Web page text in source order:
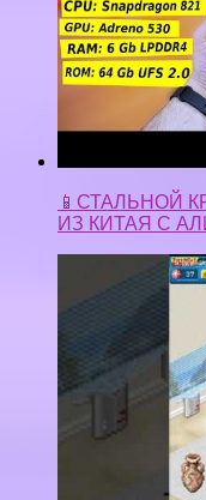
📱СТАЛЬНОЙ
ИЗ КИТАЯ С